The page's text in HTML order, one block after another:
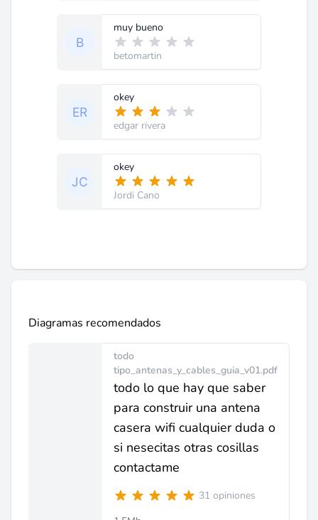
muy bueno
betomartin
okey
edgar rivera
okey
Jordi Cano
Diagramas recomendados
todo
tipo_antenas_y_cables_guia_v01.pdf
todo lo que hay que saber
para construir una antena
casera wifi cualquier duda o
si nesecitas otras cosillas
contactame
31 opiniones